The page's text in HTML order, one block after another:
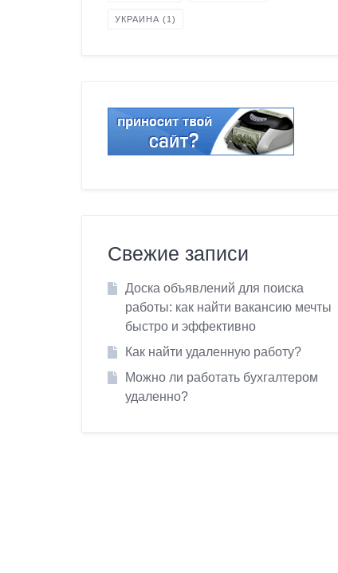
УКРАИНА (1)
Свежие записи
Доска объявлений для поиска
работы: как найти вакансию мечты
быстро и эффективно
Как найти удаленную работу?
Можно ли работать бухгалтером
удаленно?